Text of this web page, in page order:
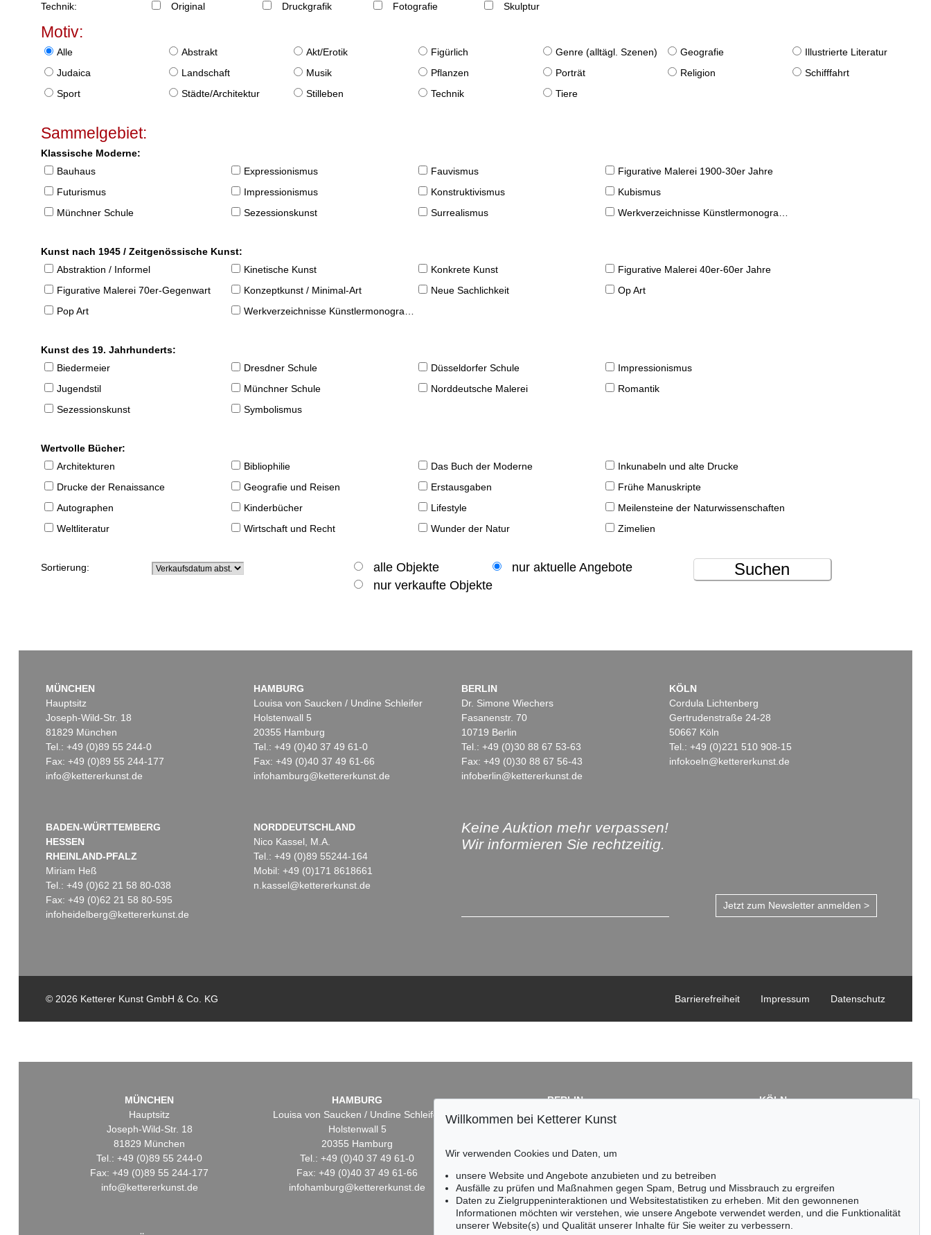
Technik: Original Druckgrafik Fotografie Skulptur
Motiv:
Alle Abstrakt Akt/Erotik Figürlich Genre (alltägl. Szenen) Geografie
Illustrierte Literatur
Judaica
Landschaft Musik Pflanzen Porträt Religion
Schifffahrt
Sport
Städte/Architektur Stilleben Technik Tiere
Sammelgebiet:
Klassische Moderne:
Bauhaus
Expressionismus Fauvismus
Figurative Malerei 1900-30er Jahre
Futurismus
Impressionismus Konstruktivismus
Kubismus
Münchner Schule
Sezessionskunst Surrealismus Werkverzeichnisse Künstlermonographien
Kunst nach 1945 / Zeitgenössische Kunst:
Abstraktion / Informel
Kinetische Kunst Konkrete Kunst
Figurative Malerei 40er-60er Jahre
Figurative Malerei 70er-Gegenwart
Konzeptkunst / Minimal-Art Neue Sachlichkeit
Op Art
Pop Art
Werkverzeichnisse Künstlermonographien
Kunst des 19. Jahrhunderts:
Biedermeier
Dresdner Schule Düsseldorfer Schule
Impressionismus
Jugendstil
Münchner Schule Norddeutsche Malerei
Romantik
Sezessionskunst
Symbolismus
Wertvolle Bücher:
Architekturen
Bibliophilie Das Buch der Moderne
Inkunabeln und alte Drucke
Drucke der Renaissance
Geografie und Reisen Erstausgaben
Frühe Manuskripte
Autographen
Kinderbücher Lifestyle
Meilensteine der Naturwissenschaften
Weltliteratur
Wirtschaft und Recht Wunder der Natur Zimelien
Sortierung: alle Objekte
nur aktuelle Angebote
nur verkaufte Objekte
Suchen
MÜNCHEN
Hauptsitz
Joseph-Wild-Str. 18
81829 München
Tel.: +49 (0)89 55 244-0
Fax: +49 (0)89 55 244-177
info@kettererkunst.de
HAMBURG
Louisa von Saucken / Undine Schleifer
Holstenwall 5
20355 Hamburg
Tel.: +49 (0)40 37 49 61-0
Fax: +49 (0)40 37 49 61-66
infohamburg@kettererkunst.de
BERLIN
Dr. Simone Wiechers
Fasanenstr. 70
10719 Berlin
Tel.: +49 (0)30 88 67 53-63
Fax: +49 (0)30 88 67 56-43
infoberlin@kettererkunst.de
KÖLN
Cordula Lichtenberg
Gertrudenstraße 24-28
50667 Köln
Tel.: +49 (0)221 510 908-15
infokoeln@kettererkunst.de
BADEN-WÜRTTEMBERG
HESSEN
RHEINLAND-PFALZ
Miriam Heß
Tel.: +49 (0)62 21 58 80-038
Fax: +49 (0)62 21 58 80-595
infoheidelberg@kettererkunst.de
NORDDEUTSCHLAND
Nico Kassel, M.A.
Tel.: +49 (0)89 55244-164
Mobil: +49 (0)171 8618661
n.kassel@kettererkunst.de
Keine Auktion mehr verpassen!
Wir informieren Sie rechtzeitig.
Jetzt zum Newsletter anmelden >
© 2026 Ketterer Kunst GmbH & Co. KG Datenschutz
Impressum
Barrierefreiheit
MÜNCHEN
Hauptsitz
Joseph-Wild-Str. 18
81829 München
Tel.: +49 (0)89 55 244-0
Fax: +49 (0)89 55 244-177
info@kettererkunst.de
HAMBURG
Louisa von Saucken / Undine Schleifer
Holstenwall 5
20355 Hamburg
Tel.: +49 (0)40 37 49 61-0
Fax: +49 (0)40 37 49 61-66
infohamburg@kettererkunst.de
BERLIN
Dr. Simone Wiechers
Tel.: +49 (0)30 88 67 53-63
Fax: +49 (0)30 88 67 56-43
infoberlin@kettererkunst.de
KÖLN
infokoeln@kettererkunst.de
Willkommen bei Ketterer Kunst
Wir verwenden Cookies und Daten, um
unsere Website und Angebote anzubieten und zu betreiben
Ausfälle zu prüfen und Maßnahmen gegen Spam, Betrug und Missbrauch zu ergreifen
Daten zu Zielgruppeninteraktionen und Websitestatistiken zu erheben. Mit den gewonnenen
Informationen möchten wir verstehen, wie unsere Angebote verwendet werden, und die Funktionalität
unserer Website(s) und Qualität unserer Inhalte für Sie weiter zu verbessern.